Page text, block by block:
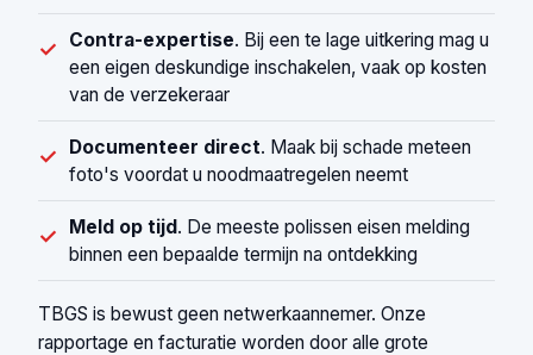
✓ Contra-expertise. Bij een te lage uitkering mag u
een eigen deskundige inschakelen, vaak op kosten
van de verzekeraar
✓ Documenteer direct. Maak bij schade meteen
foto's voordat u noodmaatregelen neemt
✓ Meld op tijd. De meeste polissen eisen melding
binnen een bepaalde termijn na ontdekking
TBGS is bewust geen netwerkaannemer. Onze
rapportage en facturatie worden door alle grote